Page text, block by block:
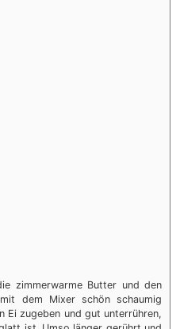
zimmerwarme Butter und den
dem Mixer schön schaumig
Ei zugeben und gut unterrühren,